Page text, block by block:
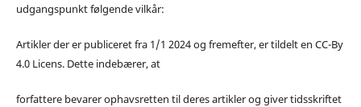
udgangspunkt følgende vilkår:
Artikler der er publiceret fra 1/1 2024 og fremefter, er tildelt en CC-By
4.0 Licens. Dette indebærer, at
forfattere bevarer ophavsretten til deres artikler og giver tidsskriftet